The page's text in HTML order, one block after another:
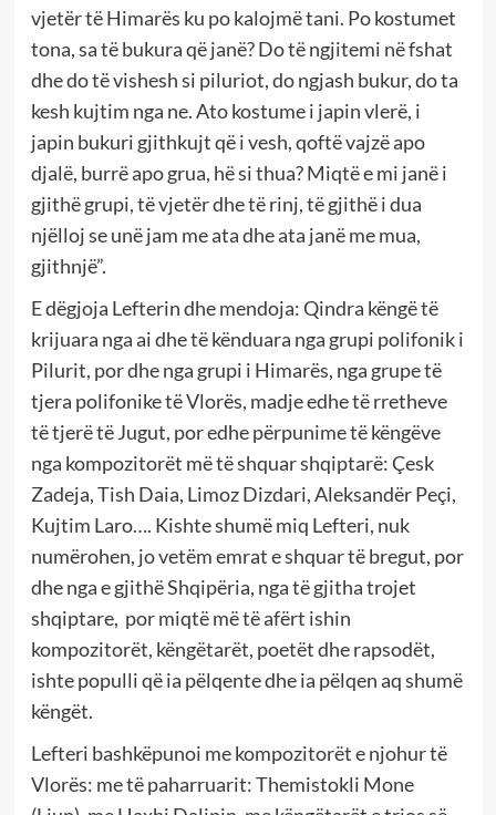
vjetër të Himarës ku po kalojmë tani. Po kostumet
tona, sa të bukura që janë? Do të ngjitemi në fshat
dhe do të vishesh si piluriot, do ngjash bukur, do ta
kesh kujtim nga ne. Ato kostume i japin vlerë, i
japin bukuri gjithkujt që i vesh, qoftë vajzë apo
djalë, burrë apo grua, hë si thua? Miqtë e mi janë i
gjithë grupi, të vjetër dhe të rinj, të gjithë i dua
njëlloj se unë jam me ata dhe ata janë me mua,
gjithnjë”.
E dëgjoja Lefterin dhe mendoja: Qindra këngë të
krijuara nga ai dhe të kënduara nga grupi polifonik i
Pilurit, por dhe nga grupi i Himarës, nga grupe të
tjera polifonike të Vlorës, madje edhe të rretheve
të tjerë të Jugut, por edhe përpunime të këngëve
nga kompozitorët më të shquar shqiptarë: Çesk
Zadeja, Tish Daia, Limoz Dizdari, Aleksandër Peçi,
Kujtim Laro…. Kishte shumë miq Lefteri, nuk
numërohen, jo vetëm emrat e shquar të bregut, por
dhe nga e gjithë Shqipëria, nga të gjitha trojet
shqiptare, por miqtë më të afërt ishin
kompozitorët, këngëtarët, poetët dhe rapsodët,
ishte populli që ia pëlqente dhe ia pëlqen aq shumë
këngët.
Lefteri bashkëpunoi me kompozitorët e njohur të
Vlorës: me të paharruarit: Themistokli Mone